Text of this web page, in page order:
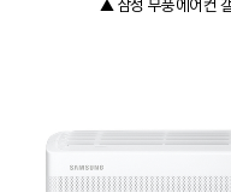
▲ 삼성 무풍에어컨